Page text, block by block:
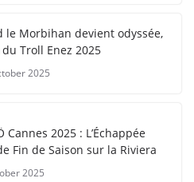
le Morbihan devient odyssée,
Troll Enez 2025
2025
Cannes 2025 : L’Échappée
Fin de Saison sur la Riviera
2025